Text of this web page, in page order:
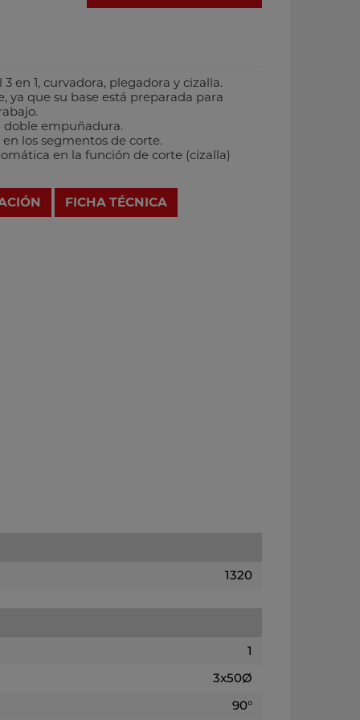
en 1, curvadora, plegadora y cizalla.
ya que su base está preparada para
doble empuñadura.
los segmentos de corte.
en la función de corte (cizalla)
FICHA TÉCNICA
1320
1
3x50Ø
90°